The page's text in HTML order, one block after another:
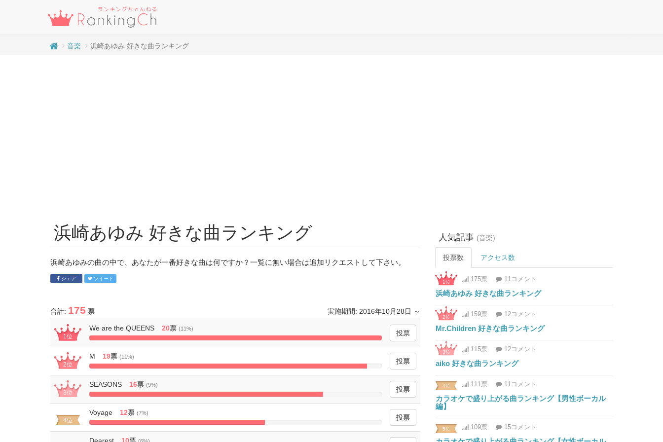
音楽 浜崎あゆみ 好きな曲ランキング
浜崎あゆみ 好きな曲ランキング
浜崎あゆみの曲の中で、あなたが一番好きな曲は何ですか？一覧に無い場合は追加リクエストして下さい。
シェア ツイート
合計: 175 票 実施期間: 2016年10月28日 ～
1位
We are the QUEENS 20票 (11%)
100%
Complete
2位
M 19票 (11%)
95%
Complete
3位
SEASONS 16票 (9%)
80%
Complete
4位
Voyage 12票 (7%)
60%
Complete
Dearest 10票
人気記事 (音楽)
投票数 アクセス数
1位 175票 11コメント
浜崎あゆみ 好きな曲ランキング
2位 159票 12コメント
Mr.Children 好きな曲ランキング
3位 115票 12コメント
aiko 好きな曲ランキング
4位 111票 11コメント
カラオケで盛り上がる曲ランキング【男性ボーカル
編】
5位 109票 15コメント